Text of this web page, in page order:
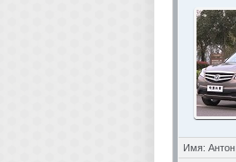
Имя: Антон